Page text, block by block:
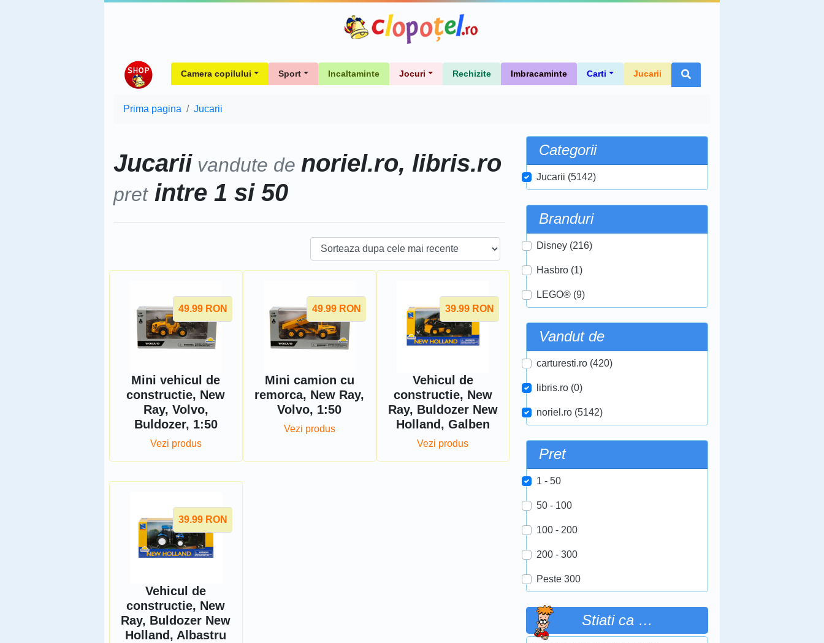
Camera copilului Sport Incaltaminte Jocuri Rechizite Imbracaminte Carti Jucarii
Prima pagina Jucarii
Jucarii vandute de noriel.ro, libris.ro
pretintre 1 si 50
49.99 RON
Mini vehicul de
constructie, New
Ray, Volvo,
Buldozer, 1:50
Vezi produs
49.99 RON
Mini camion cu
remorca, New Ray,
Volvo, 1:50
Vezi produs
39.99 RON
Vehicul de
constructie, New
Ray, Buldozer New
Holland, Galben
Vezi produs
39.99 RON
Vehicul de
constructie, New
Ray, Buldozer New
Holland, Albastru
Categorii
Jucarii (5142)
Branduri
Disney (216)
Hasbro (1)
LEGO® (9)
Vandut de
carturesti.ro (420)
libris.ro (0)
noriel.ro (5142)
Pret
1 - 50
50 - 100
100 - 200
200 - 300
Peste 300
Stiati ca …